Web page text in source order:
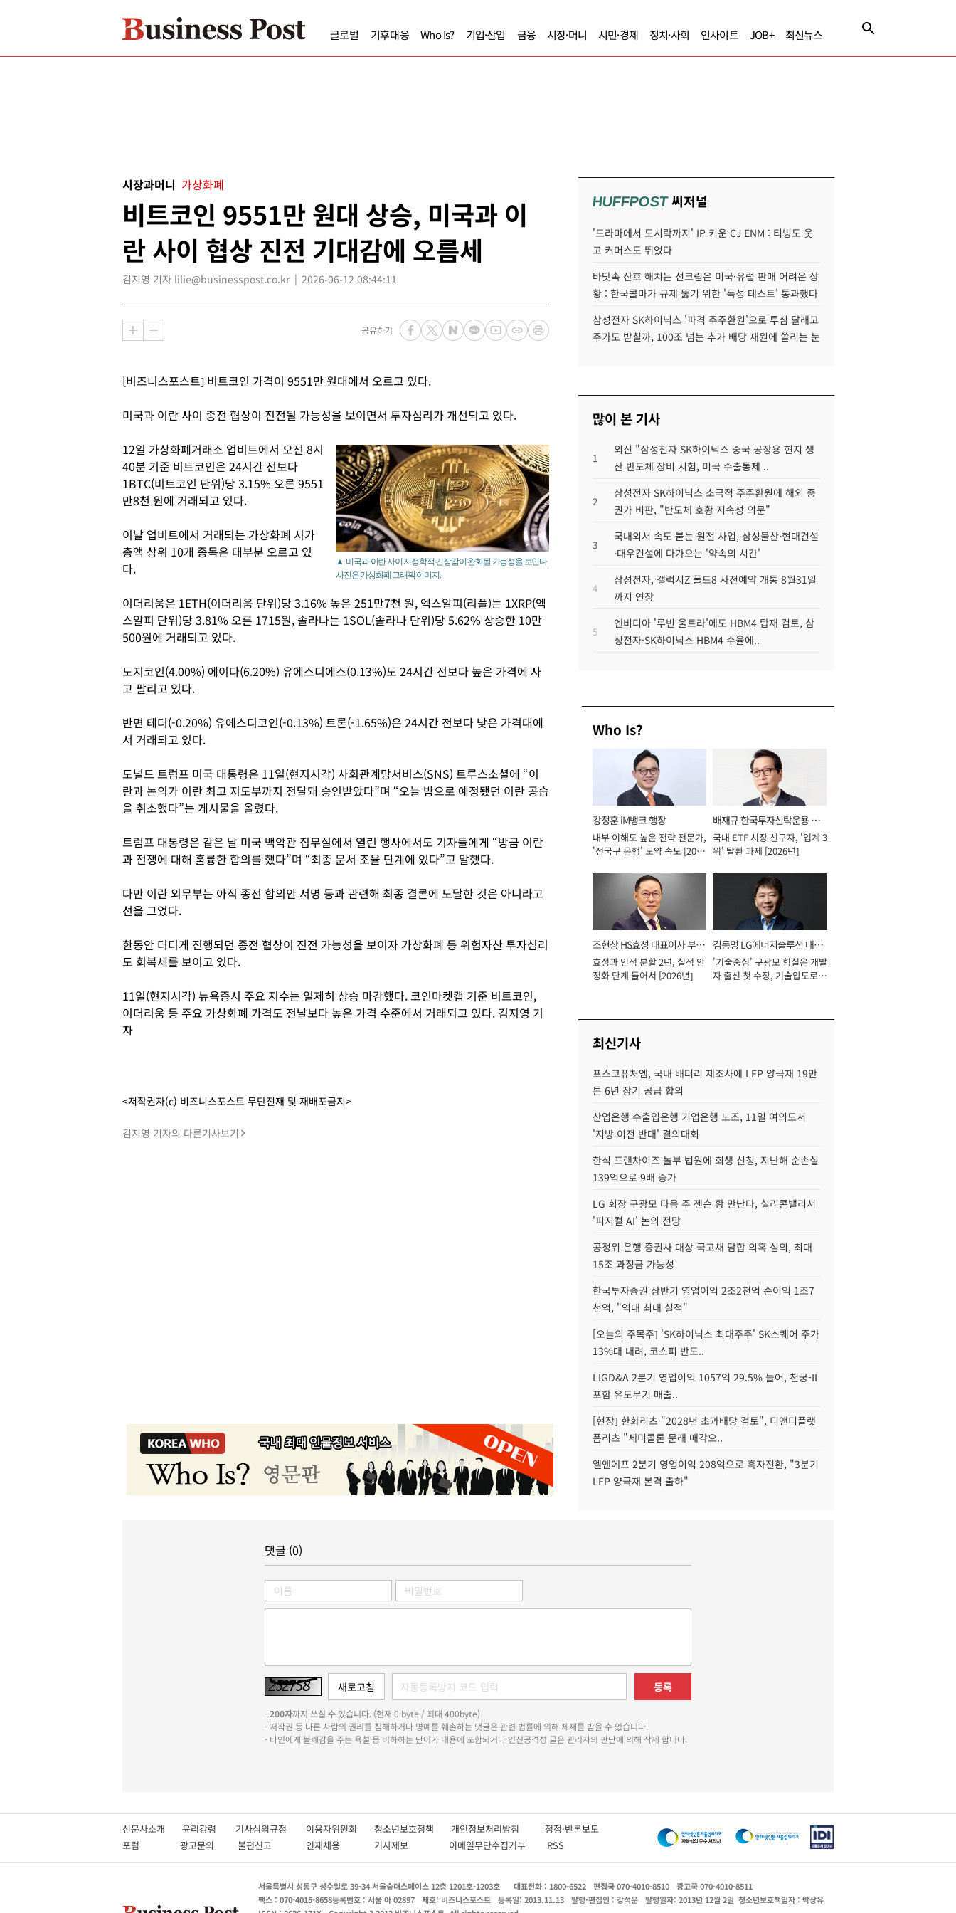
글로벌 기후대응 Who Is? 기업·산업 금융 시장·머니 시민·경제 정치·사회 인사이트 JOB+ 최신뉴스
시장과머니 가상화폐
비트코인 9551만 원대 상승, 미국과 이
란 사이 협상 진전 기대감에 오름세
김지영 기자 lilie@businesspost.co.kr 2026-06-12 08:44:11
공유하기
[비즈니스포스트] 비트코인 가격이 9551만 원대에서 오르고 있다.
미국과 이란 사이 종전 협상이 진전될 가능성을 보이면서 투자심리가 개선되고 있다.
▲ 미국과 이란 사이 지정학적 긴장감이 완화될 가능성을 보인다.
사진은 가상화폐 그래픽 이미지.
12일 가상화폐거래소 업비트에서 오전 8시
40분 기준 비트코인은 24시간 전보다
1BTC(비트코인 단위)당 3.15% 오른 9551
만8천 원에 거래되고 있다.
이날 업비트에서 거래되는 가상화폐 시가
총액 상위 10개 종목은 대부분 오르고 있
다.
이더리움은 1ETH(이더리움 단위)당 3.16% 높은 251만7천 원, 엑스알피(리플)는 1XRP(엑
스알피 단위)당 3.81% 오른 1715원, 솔라나는 1SOL(솔라나 단위)당 5.62% 상승한 10만
500원에 거래되고 있다.
도지코인(4.00%) 에이다(6.20%) 유에스디에스(0.13%)도 24시간 전보다 높은 가격에 사
고 팔리고 있다.
반면 테더(-0.20%) 유에스디코인(-0.13%) 트론(-1.65%)은 24시간 전보다 낮은 가격대에
서 거래되고 있다.
도널드 트럼프 미국 대통령은 11일(현지시각) 사회관계망서비스(SNS) 트루스소셜에 “이
란과 논의가 이란 최고 지도부까지 전달돼 승인받았다”며 “오늘 밤으로 예정됐던 이란 공습
을 취소했다”는 게시물을 올렸다.
트럼프 대통령은 같은 날 미국 백악관 집무실에서 열린 행사에서도 기자들에게 “방금 이란
과 전쟁에 대해 훌륭한 합의를 했다”며 “최종 문서 조율 단계에 있다”고 말했다.
다만 이란 외무부는 아직 종전 합의안 서명 등과 관련해 최종 결론에 도달한 것은 아니라고
선을 그었다.
한동안 더디게 진행되던 종전 협상이 진전 가능성을 보이자 가상화폐 등 위험자산 투자심리
도 회복세를 보이고 있다.
11일(현지시각) 뉴욕증시 주요 지수는 일제히 상승 마감했다. 코인마켓캡 기준 비트코인,
이더리움 등 주요 가상화폐 가격도 전날보다 높은 가격 수준에서 거래되고 있다. 김지영 기
자
<저작권자(c) 비즈니스포스트 무단전재 및 재배포금지>
김지영 기자의 다른기사보기
HUFFPOST씨저널
'드라마에서 도시락까지' IP 키운 CJ ENM : 티빙도 웃
고 커머스도 뛰었다
바닷속 산호 해치는 선크림은 미국·유럽 판매 어려운 상
황 : 한국콜마가 규제 뚫기 위한 '독성 테스트' 통과했다
삼성전자 SK하이닉스 '파격 주주환원'으로 투심 달래고
주가도 받칠까, 100조 넘는 추가 배당 재원에 쏠리는 눈
많이 본 기사
1
외신 "삼성전자 SK하이닉스 중국 공장용 현지 생
산 반도체 장비 시험, 미국 수출통제 ..
2
삼성전자 SK하이닉스 소극적 주주환원에 해외 증
권가 비판, "반도체 호황 지속성 의문"
3
국내외서 속도 붙는 원전 사업, 삼성물산·현대건설
·대우건설에 다가오는 '약속의 시간'
4
삼성전자, 갤럭시Z 폴드8 사전예약 개통 8월31일
까지 연장
5
엔비디아 '루빈 울트라'에도 HBM4 탑재 검토, 삼
성전자·SK하이닉스 HBM4 수율에..
Who Is?
강정훈 iM뱅크 행장
내부 이해도 높은 전략 전문가,
'전국구 은행' 도약 속도 [2026
배재규 한국투자신탁운용 대
표이사 사장
국내 ETF 시장 선구자, '업계 3
위' 탈환 과제 [2026년]
조현상 HS효성 대표이사 부회
장
효성과 인적 분할 2년, 실적 안
정화 단계 들어서 [2026년]
김동명 LG에너지솔루션 대표
이사 사장
'기술중심' 구광모 힘실은 개발
자 출신 첫 수장, 기술압도로
최신기사
포스코퓨처엠, 국내 배터리 제조사에 LFP 양극재 19만
톤 6년 장기 공급 합의
산업은행 수출입은행 기업은행 노조, 11일 여의도서
'지방 이전 반대' 결의대회
한식 프랜차이즈 놀부 법원에 회생 신청, 지난해 순손실
139억으로 9배 증가
LG 회장 구광모 다음 주 젠슨 황 만난다, 실리콘밸리서
'피지컬 AI' 논의 전망
공정위 은행 증권사 대상 국고채 담합 의혹 심의, 최대
15조 과징금 가능성
한국투자증권 상반기 영업이익 2조2천억 순이익 1조7
천억, "역대 최대 실적"
[오늘의 주목주] 'SK하이닉스 최대주주' SK스퀘어 주가
13%대 내려, 코스피 반도..
LIGD&A 2분기 영업이익 1057억 29.5% 늘어, 천궁-II
포함 유도무기 매출..
[현장] 한화리츠 "2028년 초과배당 검토", 디앤디플랫
폼리츠 "세미콜론 문래 매각으..
엘앤에프 2분기 영업이익 208억으로 흑자전환, "3분기
LFP 양극재 본격 출하"
댓글 (0)
등록
-200자까지 쓰실 수 있습니다. (현재 0 byte / 최대 400byte)
- 저작권 등 다른 사람의 권리를 침해하거나 명예를 훼손하는 댓글은 관련 법률에 의해 제재를 받을 수 있습니다.
- 타인에게 불쾌감을 주는 욕설 등 비하하는 단어가 내용에 포함되거나 인신공격성 글은 관리자의 판단에 의해 삭제 합니다.
신문사소개 윤리강령 기사심의규정 이용자위원회 청소년보호정책 개인정보처리방침 정정·반론보도
포럼
광고문의 불편신고 인재채용 기사제보 이메일무단수집거부 RSS
서울특별시 성동구 성수일로 39-34 서울숲더스페이스 12층 1201호-1203호 대표전화 : 1800-6522 편집국 070-4010-8510
광고국 070-4010-8511
팩스 : 070-4015-8658등록번호 : 서울 아 02897 제호: 비즈니스포스트 등록일: 2013.11.13 발행·편집인 : 강석운 발행일자: 2013년 12월 2일 청소년보호책임자 : 박상유